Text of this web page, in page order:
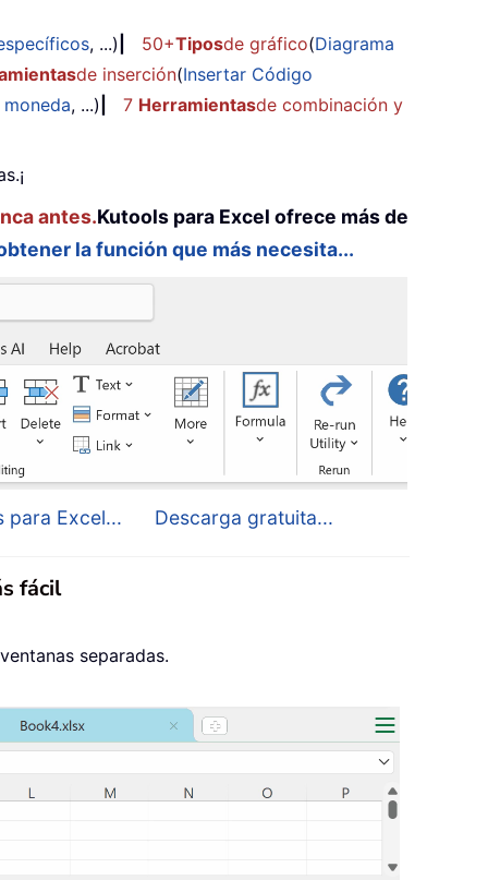
, ...) 50+Tiposde gráfico(Diagrama
de inserción(Insertar Código
, ...) 7 Herramientasde combinación y
antes.Kutools para Excel ofrece más de
la función que más necesita...
para Excel... Descarga gratuita...
fácil
separadas.